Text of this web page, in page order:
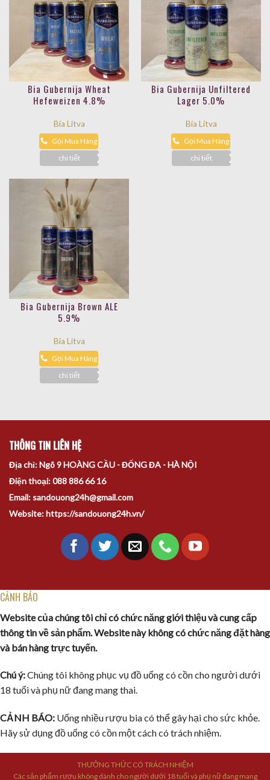
Bia Gubernija Wheat
Hefeweizen 4.8%
Bia Litva
Gọi Mua Hàng
chi tiết
Bia Gubernija Unfiltered
Lager 5.0%
Bia Litva
Gọi Mua Hàng
chi tiết
Bia Gubernija Brown ALE
5.9%
Bia Litva
Gọi Mua Hàng
chi tiết
THÔNG TIN LIÊN HỆ
Địa chỉ: Ngõ 9 HOÀNG CẦU - ĐỐNG ĐA - HÀ NỘI
Điện thoại: 088 886 66 16
Email: sandouong24h@gmail.com
Website: https://sandouong24h.vn/
CẢNH BÁO
Website của chúng tôi chỉ có chức năng giới thiệu và cung cấp
thông tin về sản phẩm. Website này không có chức năng đặt hàng
và bán hàng trực tuyến.
Chú ý:Chúng tôi không phục vụ đồ uống có cồn cho người dưới
18 tuổi và phụ nữ đang mang thai.
CẢNH BÁO: Uống nhiều rượu bia có thể gây hại cho sức khỏe.
Hãy sử dụng đồ uống có cồn một cách có trách nhiệm.
THƯỞNG THỨC CÓ TRÁCH NHIỆM
Các sản phẩm rượu không dành cho người dưới 18 tuổi và phụ nữ đang mang